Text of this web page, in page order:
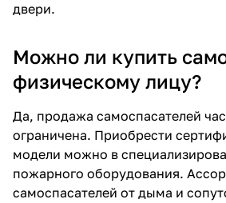
двери.
Можно ли купить
физическому лицу?
Да, продажа самоспасателей
ограничена. Приобрести
модели можно в
пожарного оборудования.
самоспасателей от дыма и